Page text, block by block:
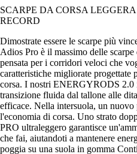
SCARPE DA CORSA
RECORD
Dimostrate essere le scarpe più
Adios Pro è il massimo delle
pensata per i corridori veloci che
caratteristiche migliorate progettate
corsa. I nostri ENERGYRODS
transizione fluida dal tallone alle
efficace. Nella intersuola, un
l'economia di corsa. Uno strato
PRO ultraleggero garantisce
che fai, aiutandoti a mantenere
poggia su una suola in gomma